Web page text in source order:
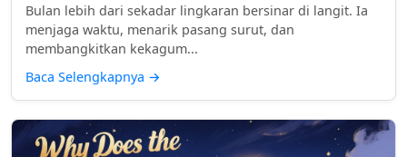
Bulan lebih dari sekadar lingkaran bersinar di langit. Ia
menjaga waktu, menarik pasang surut, dan
membangkitkan kekagum...
Baca Selengkapnya →